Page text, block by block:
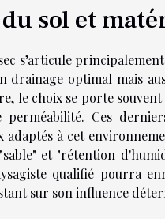
sol et
s’articule
drainage optimal mais
le choix se porte
perméabilité. Ces
adaptés à cet
"sable" et "rétention
qualifié pourra
sur son influence